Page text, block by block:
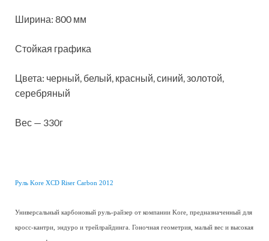
Ширина: 800 мм
Стойкая графика
Цвета: черный, белый, красный, синий, золотой,
серебряный
Вес — 330г
Руль Kore XCD Riser Carbon 2012
Универсальный карбоновый руль-райзер от компании Kore, предназначенный для
кросс-кантри, эндуро и трейлрайдинга. Гоночная геометрия, малый вес и высокая